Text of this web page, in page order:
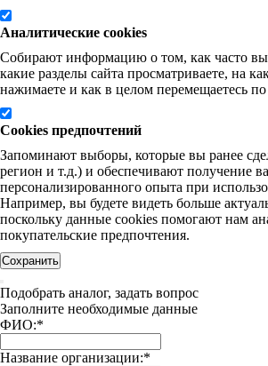
Аналитические cookies
Собирают информацию о том, как часто вы
какие разделы сайта просматриваете, на
нажимаете и как в целом перемещаетесь
Cookies предпочтений
Запоминают выборы, которые вы ранее
регион и т.д.) и обеспечивают получение
персонализированного опыта при
Например, вы будете видеть больше
поскольку данные cookies помогают нам
покупательские предпочтения.
Сохранить
Подобрать аналог, задать вопрос
Заполните необходимые данные
ФИО:*
Название организации:*